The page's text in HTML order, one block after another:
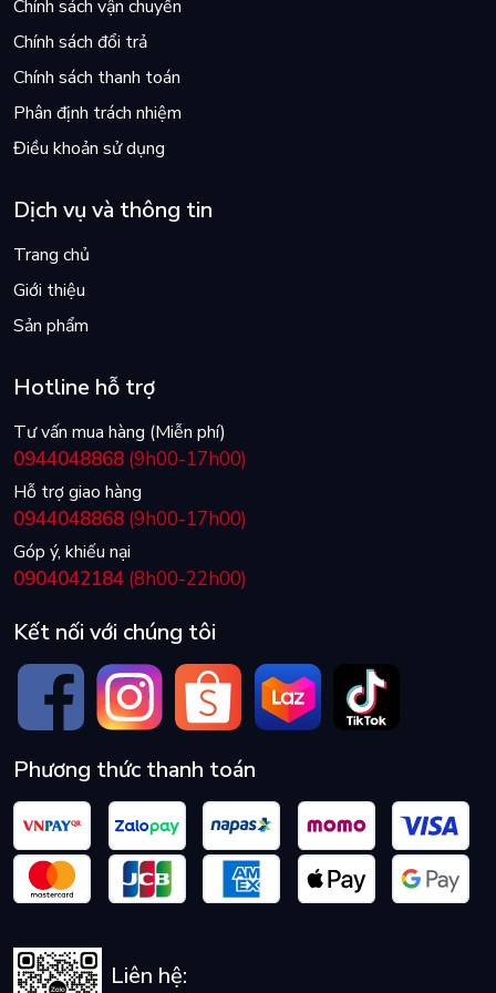
Chính sách vận chuyển
Chính sách đổi trả
Chính sách thanh toán
Phân định trách nhiệm
Điều khoản sử dụng
Dịch vụ và thông tin
Trang chủ
Giới thiệu
Sản phẩm
Hotline hỗ trợ
Tư vấn mua hàng (Miễn phí)
0944048868 (9h00-17h00)
Hỗ trợ giao hàng
0944048868 (9h00-17h00)
Góp ý, khiếu nại
0904042184 (8h00-22h00)
Kết nối với chúng tôi
Phương thức thanh toán
Liên hệ: